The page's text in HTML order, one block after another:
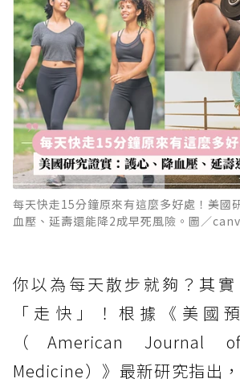
每天快走15分鐘原來有這麼多好處！美國
血壓、延壽還能降2成早死風險。圖／
你以為每天散步就夠？其
「走快」！根據《美國
（American Journal
Medicine）》最新研究指出